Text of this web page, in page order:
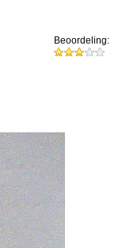
Beoordeling: